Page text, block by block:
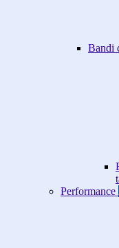
Bandi
Performance